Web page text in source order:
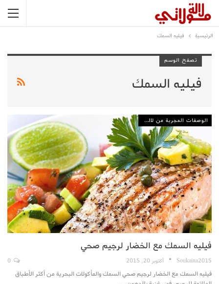
الرئيسية فيليه السمك
تصفح الوسم
فيليه السمك
الوصفات المجربة من لالة مولاتي
فيليه السمك مع الخضار لرجيم صحي
Soukaina2015 أكتوبر 20, 2015
فيليه السمك مع الخضار لرجيم صحي السمك والمأكولات البحرية من أكثر الأطباق